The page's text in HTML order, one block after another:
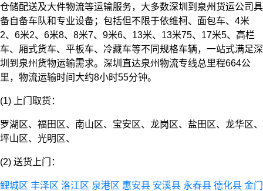
仓储配送及大件物流等运输服务，大多数深圳到泉州货运公司具
备自备车队和专业设备；包括但不限于依维柯、面包车、4米
2、6米2、6米8、8米7、9米6、13米、13米75、17米5、高栏
车、厢式货车、平板车、冷藏车等不同规格车辆，一站式满足深
圳到泉州货物运输需求。深圳直达泉州物流专线总里程664公
里，物流运输时间大约8小时55分钟。
(1) 上门取货：
罗湖区、福田区、南山区、宝安区、龙岗区、盐田区、龙华区、
坪山区、光明区、
(2) 送货上门：
鲤城区 丰泽区 洛江区 泉港区 惠安县 安溪县 永春县 德化县 金门